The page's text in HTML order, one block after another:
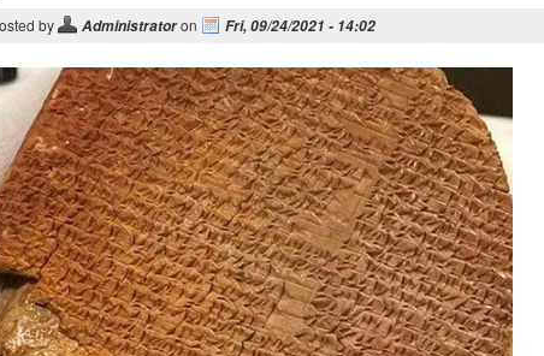
by Administratoron Fri, 09/24/2021 - 14:02